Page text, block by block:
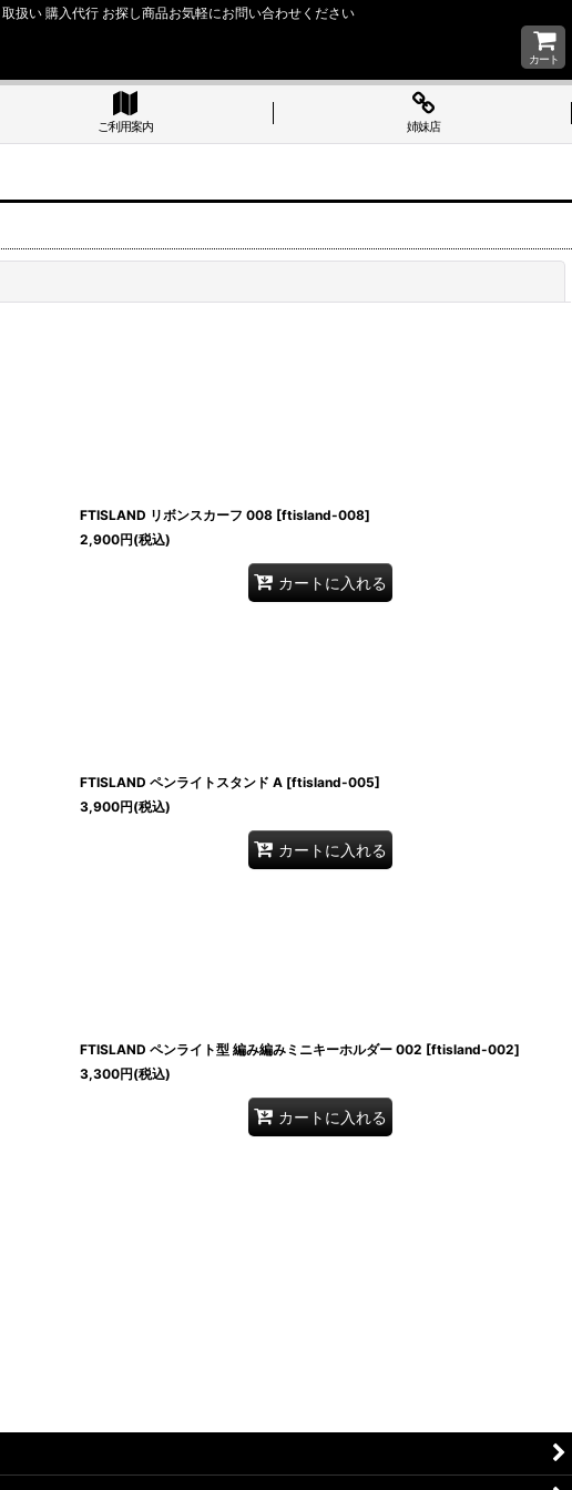
い 購入代行 お探し商品お気軽にお問い合わせください
カート
ご利用案内 姉妹店
FTISLAND リボンスカーフ 008 [ftisland-008]
2,900円(税込)
カートに入れる
FTISLAND ペンライトスタンド A [ftisland-005]
3,900円(税込)
カートに入れる
FTISLAND ペンライト型 編み編みミニキーホルダー 002 [ftisland-002]
3,300円(税込)
カートに入れる